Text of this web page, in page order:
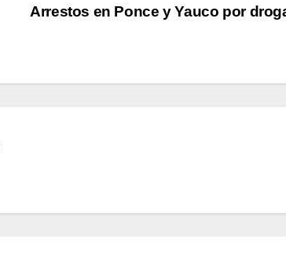
Arrestos en Ponce y Yauco por